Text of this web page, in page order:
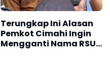
Terungkap Ini Alasan
Pemkot Cimahi Ingin
Mengganti Nama RSUD